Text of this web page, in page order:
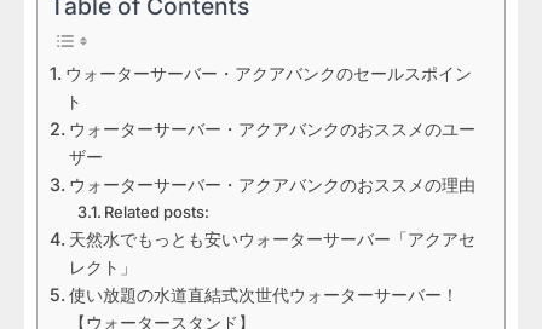
Table of Contents
ウォーターサーバー・アクアバンクのセールスポイン
ト
ウォーターサーバー・アクアバンクのおススメのユー
ザー
ウォーターサーバー・アクアバンクのおススメの理由
Related posts:
天然水でもっとも安いウォーターサーバー「アクアセ
レクト」
使い放題の水道直結式次世代ウォーターサーバー！
【ウォータースタンド】